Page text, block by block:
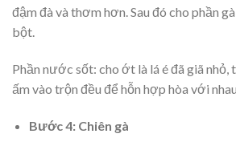
đậm đà và thơm hơn. Sau đó cho phần
bột.
Phần nước sốt: cho ớt là lá é đã giã nhỏ,
ấm vào trộn đều để hỗn hợp hòa với nhau.
Bước 4: Chiên gà